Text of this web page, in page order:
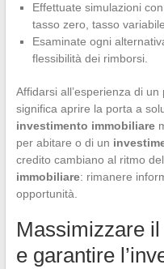
Effettuate simulazioni
tasso zero, tasso
Esaminate ogni
flessibilità dei rimborsi.
Affidarsi all’esperienza di
significa aprire la porta a
investimento immobiliare
per abitare o di un
credito cambiano al ritmo
immobiliare: rimanere
opportunità.
Massimizzare
e garantire